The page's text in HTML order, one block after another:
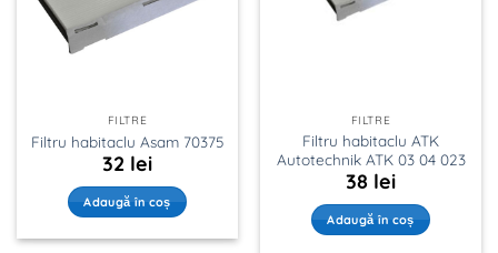
FILTRE
Filtru habitaclu Asam 70375
32 lei
Adaugă în coș
FILTRE
Filtru habitaclu ATK
Autotechnik ATK 03 04 023
38 lei
Adaugă în coș